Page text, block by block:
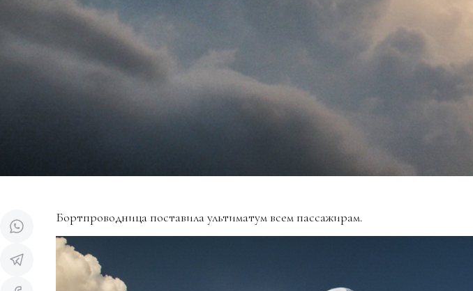
Бортпроводница поставила ультиматум всем пассажирам.